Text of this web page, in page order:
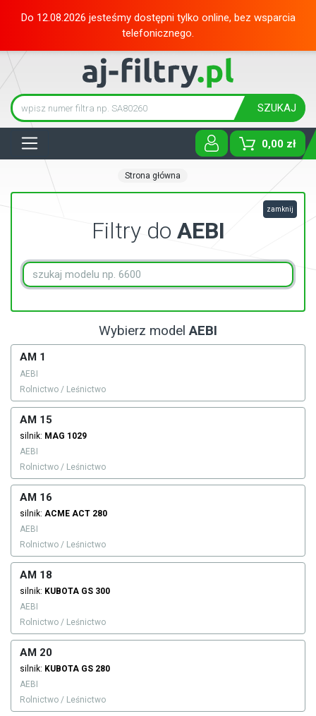
Do 12.08.2026 jesteśmy dostępni tylko online, bez wsparcia
telefonicznego.
SZUKAJ
0,00 zł
Strona główna
Filtry do AEBI
zamknij
Wybierz modelAEBI
AM 1
AEBI
Rolnictwo / Leśnictwo
AM 15
silnik: MAG 1029
AEBI
Rolnictwo / Leśnictwo
AM 16
silnik: ACME ACT 280
AEBI
Rolnictwo / Leśnictwo
AM 18
silnik: KUBOTA GS 300
AEBI
Rolnictwo / Leśnictwo
AM 20
silnik: KUBOTA GS 280
AEBI
Rolnictwo / Leśnictwo